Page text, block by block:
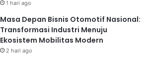
1 hari ago
Masa Depan Bisnis Otomotif Nasional:
Transformasi Industri Menuju
Ekosistem Mobilitas Modern
2 hari ago